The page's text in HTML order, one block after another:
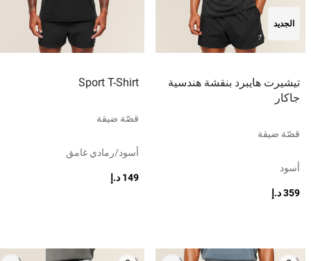
الجديد
تيشيرت هايبرد بنقشة هندسية
جاكار
قصّة ضيقة
أسود
359 د.إ
Sport T-Shirt
قصّة ضيقة
أسود/رمادي غامق
149 د.إ